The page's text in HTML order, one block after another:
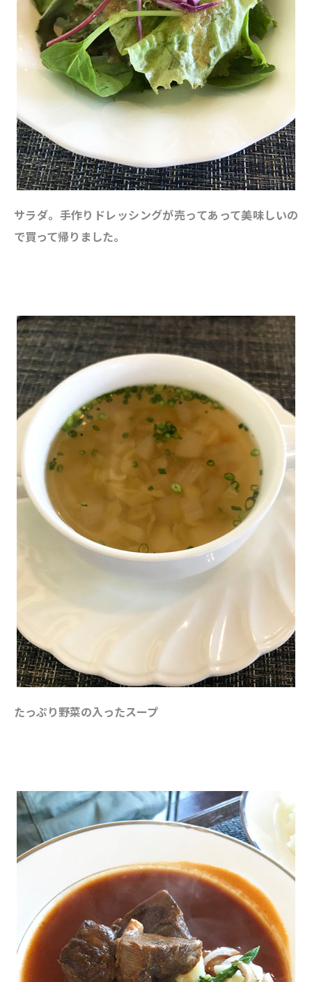
サラダ。手作りドレッシングが売ってあって美味しいの
で買って帰りました。
たっぷり野菜の入ったスープ